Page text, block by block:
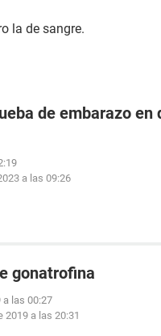
la de sangre.
de embarazo
a las 09:26
gonatrofina
a las 00:27
2019 a las 20:31